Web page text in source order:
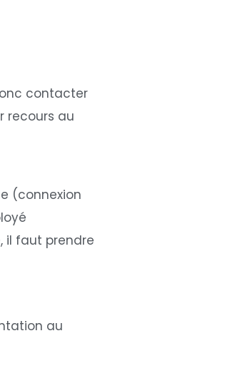
contacter
recours au
(connexion
il faut prendre
au